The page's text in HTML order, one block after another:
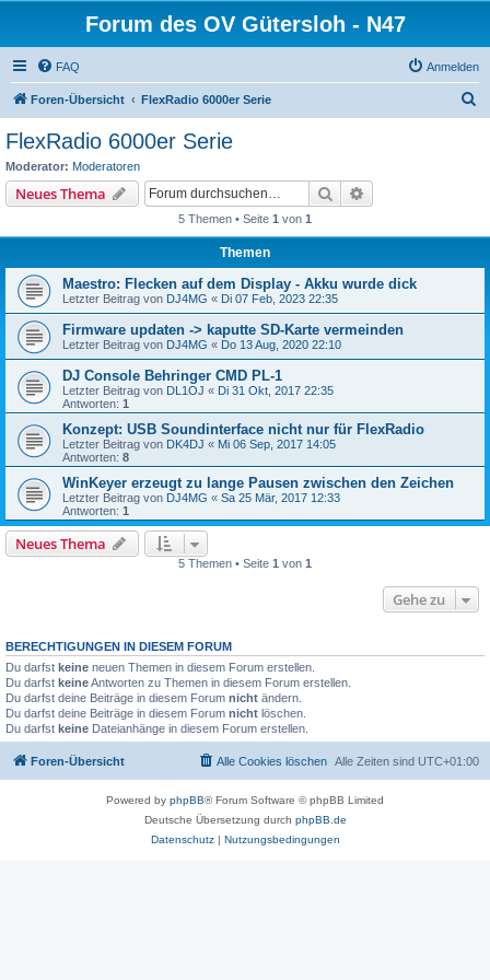
Forum des OV Gütersloh - N47
FAQ Anmelden
Foren-Übersicht FlexRadio 6000er Serie
FlexRadio 6000er Serie
Moderator: Moderatoren
Neues Thema Suche
5 Themen • Seite 1 von 1
Themen
Maestro: Flecken auf dem Display - Akku wurde dick
Letzter Beitrag von DJ4MG « Di 07 Feb, 2023 22:35
Firmware updaten -> kaputte SD-Karte vermeinden
Letzter Beitrag von DJ4MG « Do 13 Aug, 2020 22:10
DJ Console Behringer CMD PL-1
Letzter Beitrag von DL1OJ « Di 31 Okt, 2017 22:35
Antworten: 1
Konzept: USB Soundinterface nicht nur für FlexRadio
Letzter Beitrag von DK4DJ « Mi 06 Sep, 2017 14:05
Antworten: 8
WinKeyer erzeugt zu lange Pausen zwischen den Zeichen
Letzter Beitrag von DJ4MG « Sa 25 Mär, 2017 12:33
Antworten: 1
Neues Thema
5 Themen • Seite 1 von 1
Gehe zu
BERECHTIGUNGEN IN DIESEM FORUM
Du darfst keine neuen Themen in diesem Forum erstellen.
Du darfst keineAntworten zu Themen in diesem Forum erstellen.
Du darfst deine Beiträge in diesem Forum nicht ändern.
Du darfst deine Beiträge in diesem Forum nicht löschen.
Du darfst keine Dateianhänge in diesem Forum erstellen.
Foren-Übersicht Alle Zeiten sind UTC+01:00
Alle Cookies löschen
Powered by phpBB® Forum Software © phpBB Limited
Deutsche Übersetzung durch phpBB.de
Datenschutz| Nutzungsbedingungen